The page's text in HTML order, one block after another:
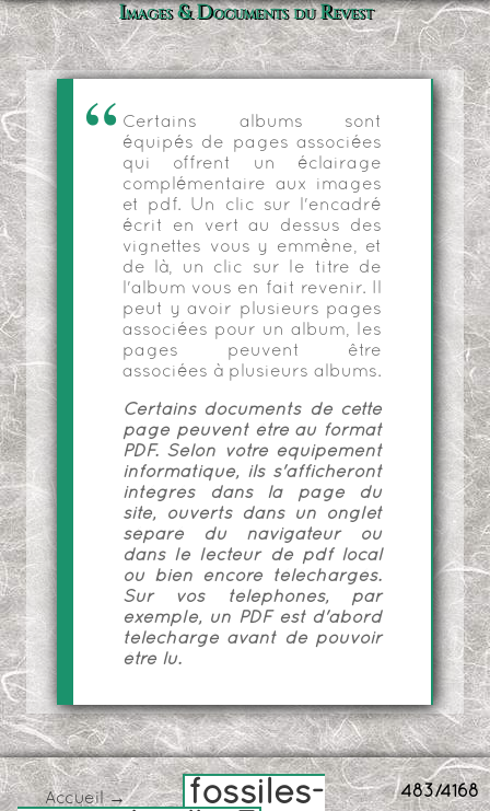
Images & Documents du Revest
Certains albums sont
équipés de pages associées
qui offrent un éclairage
complémentaire aux images
et pdf. Un clic sur l'encadré
écrit en vert au dessus des
vignettes vous y emmène, et
de là, un clic sur le titre de
l'album vous en fait revenir. Il
peut y avoir plusieurs pages
associées pour un album, les
pages peuvent être
associées à plusieurs albums.
Certains documents de cette
page peuvent être au format
PDF. Selon votre équipement
informatique, ils s'afficheront
intégrés dans la page du
site, ouverts dans un onglet
séparé du navigateur ou
dans le lecteur de pdf local
ou bien encore téléchargés.
Sur vos téléphones, par
exemple, un PDF est d'abord
téléchargé avant de pouvoir
être lu.
483/4168
Accueil→
fossiles-